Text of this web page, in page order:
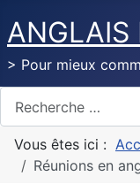
ANGLAIS
> Pour mieux
Vous êtes ici :
Réunions en